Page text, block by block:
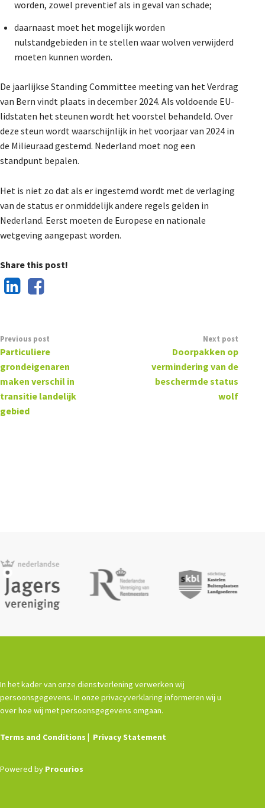
worden, zowel preventief als in geval van schade;
daarnaast moet het mogelijk worden
nulstandgebieden in te stellen waar wolven verwijderd
moeten kunnen worden.
De jaarlijkse Standing Committee meeting van het Verdrag
van Bern vindt plaats in december 2024. Als voldoende EU-
lidstaten het steunen wordt het voorstel behandeld. Over
deze steun wordt waarschijnlijk in het voorjaar van 2024 in
de Milieuraad gestemd. Nederland moet nog een
standpunt bepalen.
Het is niet zo dat als er ingestemd wordt met de verlaging
van de status er onmiddelijk andere regels gelden in
Nederland. Eerst moeten de Europese en nationale
wetgeving aangepast worden.
Share this post!
Previous post
Particuliere
grondeigenaren
maken verschil in
transitie landelijk
gebied
Next post
Doorpakken op
vermindering van de
beschermde status
wolf
In het kader van onze dienstverlening verwerken wij
persoonsgegevens. In onze privacyverklaring informeren wij u
over hoe wij met persoonsgegevens omgaan.
Terms and Conditions Privacy Statement
Powered by Procurios